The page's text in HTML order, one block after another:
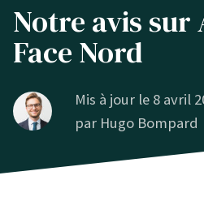
Notre avis sur
Face Nord
Mis à jour le 8 avril
par Hugo Bompard